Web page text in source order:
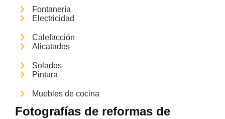
Fontanería
Electricidad
Calefacción
Alicatados
Solados
Pintura
Muebles de cocina
Fotografías de reformas de